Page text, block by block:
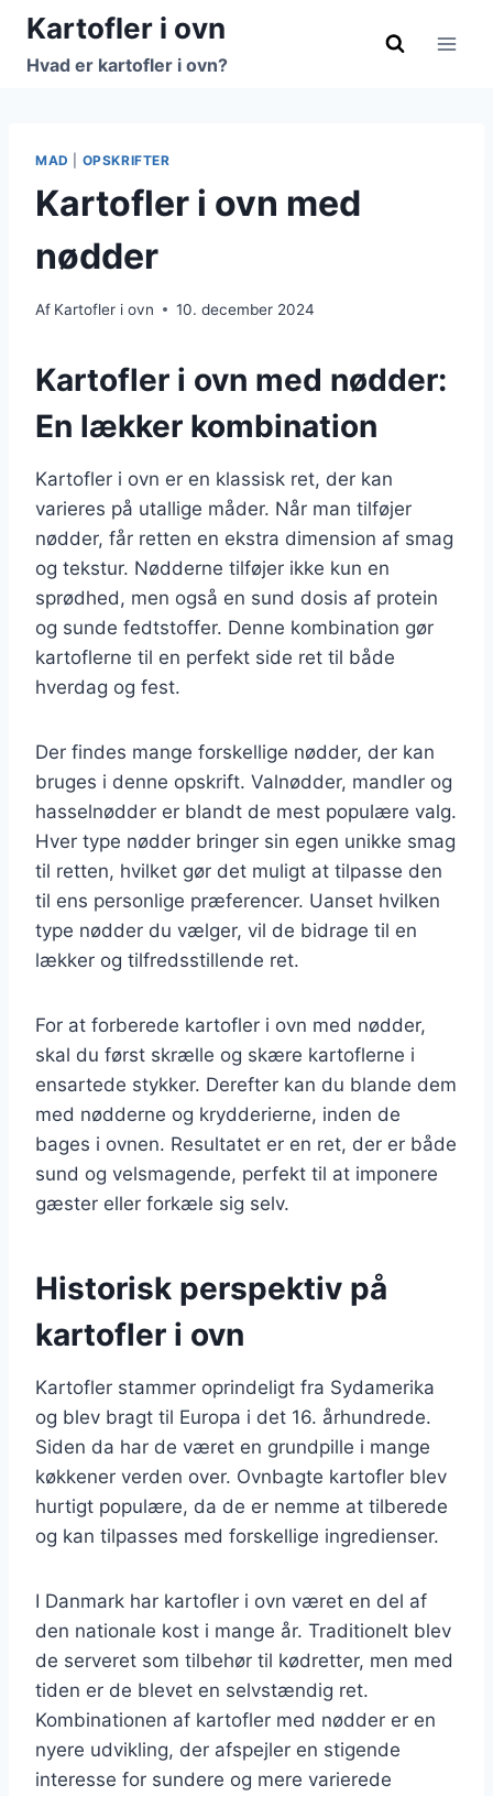
Fortsæt
indhold
Kartofler i ovn
Hvad er kartofler i ovn?
MAD OPSKRIFTER
Kartofler i ovn med
nødder
Af Kartofler i ovn 10. december 2024
Kartofler i ovn med nødder:
En lækker kombination
Kartofler i ovn er en klassisk ret, der kan
varieres på utallige måder. Når man tilføjer
nødder, får retten en ekstra dimension af smag
og tekstur. Nødderne tilføjer ikke kun en
sprødhed, men også en sund dosis af protein
og sunde fedtstoffer. Denne kombination gør
kartoflerne til en perfekt side ret til både
hverdag og fest.
Der findes mange forskellige nødder, der kan
bruges i denne opskrift. Valnødder, mandler og
hasselnødder er blandt de mest populære valg.
Hver type nødder bringer sin egen unikke smag
til retten, hvilket gør det muligt at tilpasse den
til ens personlige præferencer. Uanset hvilken
type nødder du vælger, vil de bidrage til en
lækker og tilfredsstillende ret.
For at forberede kartofler i ovn med nødder,
skal du først skrælle og skære kartoflerne i
ensartede stykker. Derefter kan du blande dem
med nødderne og krydderierne, inden de
bages i ovnen. Resultatet er en ret, der er både
sund og velsmagende, perfekt til at imponere
gæster eller forkæle sig selv.
Historisk perspektiv på
kartofler i ovn
Kartofler stammer oprindeligt fra Sydamerika
og blev bragt til Europa i det 16. århundrede.
Siden da har de været en grundpille i mange
køkkener verden over. Ovnbagte kartofler blev
hurtigt populære, da de er nemme at tilberede
og kan tilpasses med forskellige ingredienser.
I Danmark har kartofler i ovn været en del af
den nationale kost i mange år. Traditionelt blev
de serveret som tilbehør til kødretter, men med
tiden er de blevet en selvstændig ret.
Kombinationen af kartofler med nødder er en
nyere udvikling, der afspejler en stigende
interesse for sundere og mere varierede